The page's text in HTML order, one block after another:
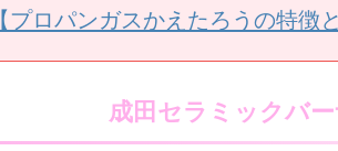
【プロパンガスかえたろうの特徴
成田セラミックバ